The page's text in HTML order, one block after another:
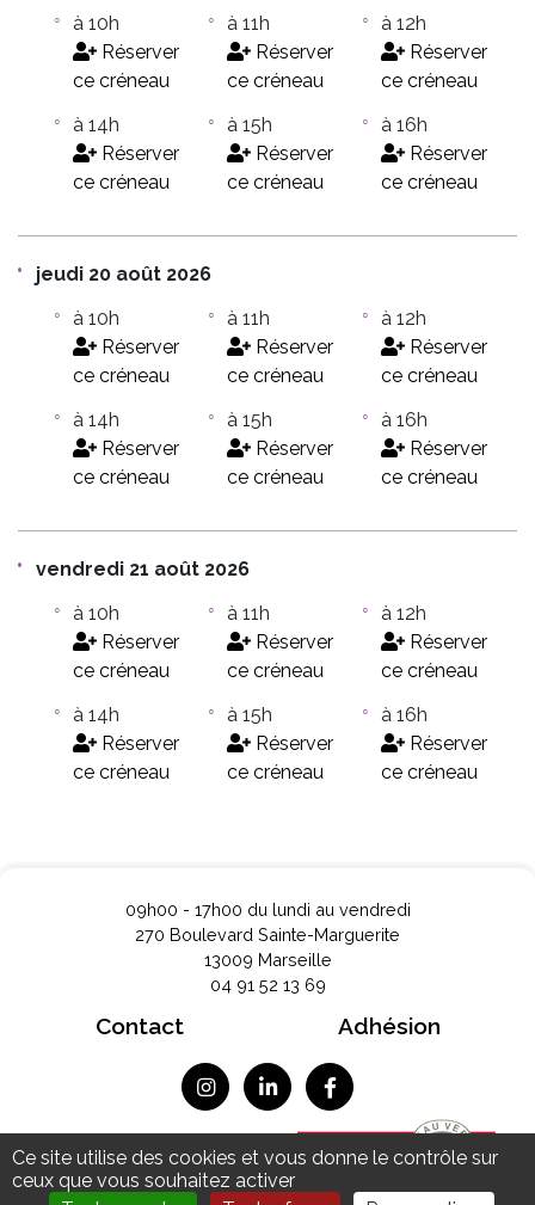
à 10h
Réserver
ce créneau
à 11h
Réserver
ce créneau
à 12h
Réserver
ce créneau
à 14h
Réserver
ce créneau
à 15h
Réserver
ce créneau
à 16h
Réserver
ce créneau
jeudi 20 août 2026
à 10h
Réserver
ce créneau
à 11h
Réserver
ce créneau
à 12h
Réserver
ce créneau
à 14h
Réserver
ce créneau
à 15h
Réserver
ce créneau
à 16h
Réserver
ce créneau
vendredi 21 août 2026
à 10h
Réserver
ce créneau
à 11h
Réserver
ce créneau
à 12h
Réserver
ce créneau
à 14h
Réserver
ce créneau
à 15h
Réserver
ce créneau
à 16h
Réserver
ce créneau
09h00 - 17h00 du lundi au vendredi
270 Boulevard Sainte-Marguerite
13009 Marseille
04 91 52 13 69
Contact Adhésion
Données personnelles
Plan du site
Ce site utilise des cookies et vous donne le contrôle sur
ceux que vous souhaitez activer